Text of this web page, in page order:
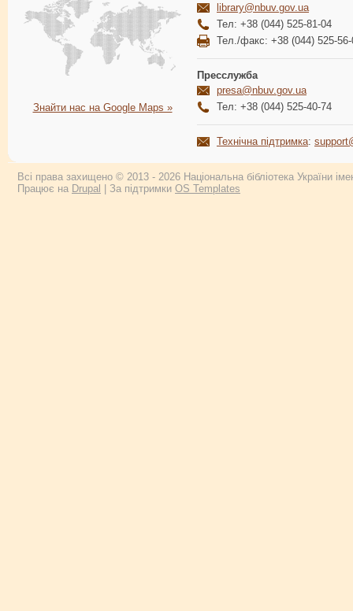
Знайти нас на Google Maps »
library@nbuv.gov.ua
Тел: +38 (044) 525-81-04
Тел./факс: +38 (044) 525-56-
Пресслужба
presa@nbuv.gov.ua
Тел: +38 (044) 525-40-74
Технічна підтримка:
Всі права захищено © 2013 - 2026 Національна бібліотека України
Працює на Drupal | За підтримки OS Templates